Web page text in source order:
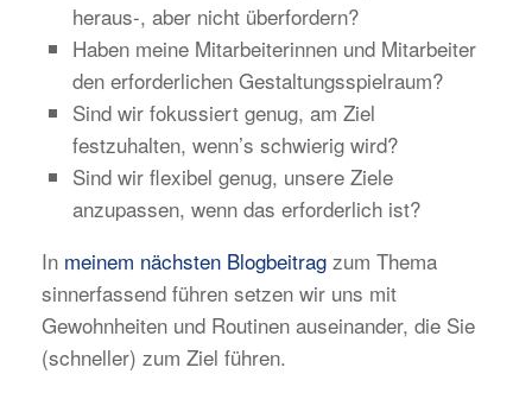
heraus-, aber nicht überfordern?
Haben meine Mitarbeiterinnen und Mitarbeiter
den erforderlichen Gestaltungsspielraum?
Sind wir fokussiert genug, am Ziel
festzuhalten, wenn’s schwierig wird?
Sind wir flexibel genug, unsere Ziele
anzupassen, wenn das erforderlich ist?
In meinem nächsten Blogbeitrag zum Thema
sinnerfassend führen setzen wir uns mit
Gewohnheiten und Routinen auseinander, die Sie
(schneller) zum Ziel führen.